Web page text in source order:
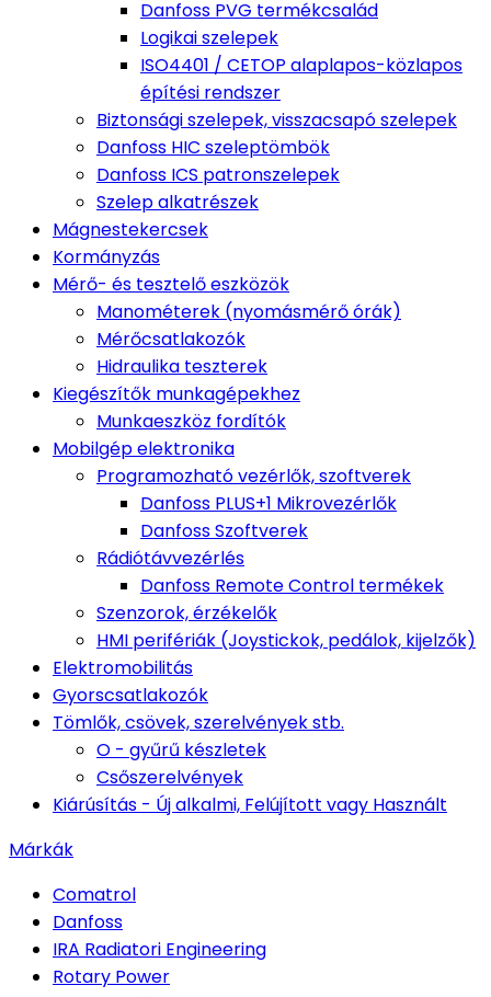
Danfoss PVG termékcsalád
Logikai szelepek
ISO4401 / CETOP alaplapos-közlapos
építési rendszer
Biztonsági szelepek, visszacsapó szelepek
Danfoss HIC szeleptömbök
Danfoss ICS patronszelepek
Szelep alkatrészek
Mágnestekercsek
Kormányzás
Mérő- és tesztelő eszközök
Manométerek (nyomásmérő órák)
Mérőcsatlakozók
Hidraulika teszterek
Kiegészítők munkagépekhez
Munkaeszköz fordítók
Mobilgép elektronika
Programozható vezérlők, szoftverek
Danfoss PLUS+1 Mikrovezérlők
Danfoss Szoftverek
Rádiótávvezérlés
Danfoss Remote Control termékek
Szenzorok, érzékelők
HMI perifériák (Joystickok, pedálok, kijelzők)
Elektromobilitás
Gyorscsatlakozók
Tömlők, csövek, szerelvények stb.
O - gyűrű készletek
Csőszerelvények
Kiárúsítás - Új alkalmi, Felújított vagy Használt
Márkák
Comatrol
Danfoss
IRA Radiatori Engineering
Rotary Power